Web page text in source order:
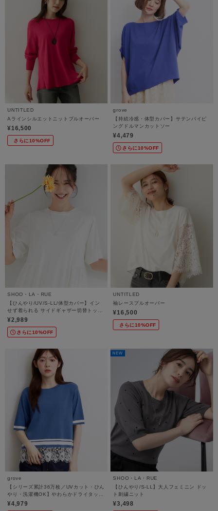
UNTITLED
Aラインシルエットニットプルオーバー
¥16,500
さらに10%OFF
grove
【持続冷感・体型カバー】サテンパイピ
ングドルマンカットソー
¥4,479
さらに10%OFF
SHOO・LA・RUE
【ひんやり/UV/S-LL/体型カバー】イン
せず着られる サイドギャザー切替トップ
ス
¥2,989
さらに10%OFF
UNTITLED
袖レースプルオーバー
¥16,500
さらに10%OFF
grove
【シリーズ累計36万枚／UVカット・ひん
やり・洗濯機OK】やわらかドライタッチ
レースドッキングニット
¥4,979
NEW
SHOO・LA・RUE
【ひんやり/S-LL】大人フェミニン ドッ
ト刺繍ニット
¥3,498